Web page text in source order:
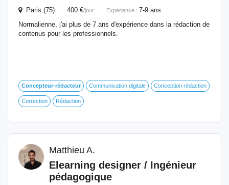
Paris (75) 400 €/jour Expérience : 7-9 ans
Normalienne, j'ai plus de 7 ans d'expérience dans la rédaction de
contenus pour les professionnels.
Concepteur-rédacteur Communication digitale Conception rédaction
Correction Rédaction
Matthieu A.
Elearning designer / Ingénieur
pédagogique